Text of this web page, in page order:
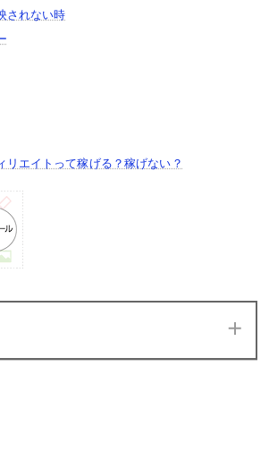
されない時
リエイトって稼げる？稼げない？